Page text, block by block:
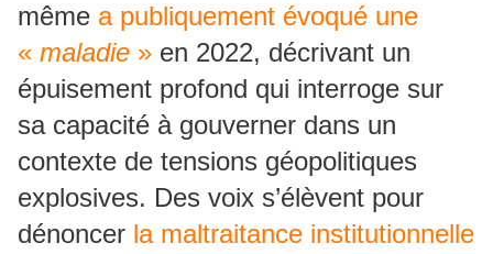
même a publiquement évoqué une
« maladie » en 2022, décrivant un
épuisement profond qui interroge sur
sa capacité à gouverner dans un
contexte de tensions géopolitiques
explosives. Des voix s’élèvent pour
dénoncer la maltraitance institutionnelle